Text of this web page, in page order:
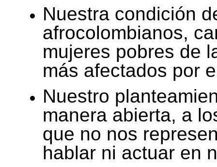
Nuestra condición
afrocolombianos,
mujeres pobres de
más afectados por
Nuestro
manera abierta, a
que no nos
hablar ni actuar en